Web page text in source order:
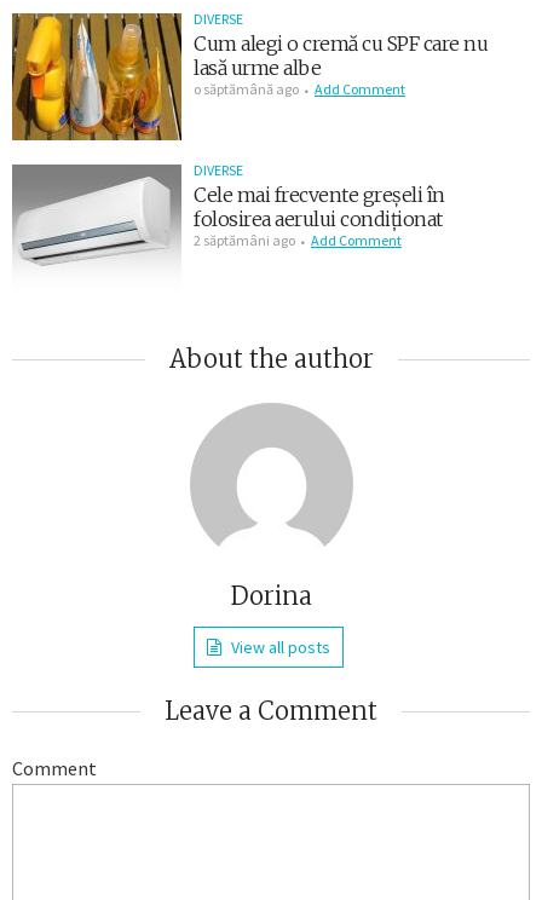
DIVERSE
Cum alegi o cremă cu SPF care nu
lasă urme albe
o săptămână ago Add Comment
DIVERSE
Cele mai frecvente greșeli în
folosirea aerului condiționat
2 săptămâni ago Add Comment
About the author
Dorina
View all posts
Leave a Comment
Comment